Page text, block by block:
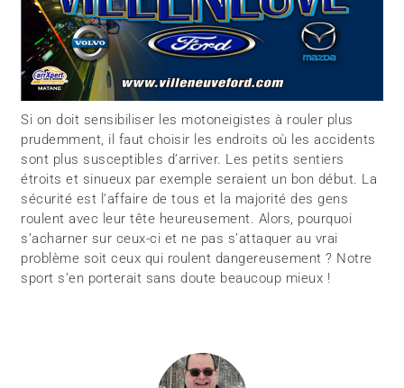
Si on doit sensibiliser les motoneigistes à rouler plus
prudemment, il faut choisir les endroits où les accidents
sont plus susceptibles d’arriver. Les petits sentiers
étroits et sinueux par exemple seraient un bon début. La
sécurité est l’affaire de tous et la majorité des gens
roulent avec leur tête heureusement. Alors, pourquoi
s’acharner sur ceux-ci et ne pas s’attaquer au vrai
problème soit ceux qui roulent dangereusement ? Notre
sport s’en porterait sans doute beaucoup mieux !